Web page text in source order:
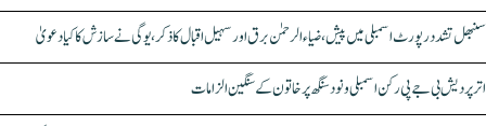
سنبھل تشدد رپورٹ اسمبلی میں پیش، ضیاء الرحمٰن برق اور سہیل اقبال کا ذکر، یوگی نے سازش کا کیا دعویٰ
اتر پردیش بی جے پی رکن اسمبلی ونود سنگھ پر خاتون کے سنگین الزامات